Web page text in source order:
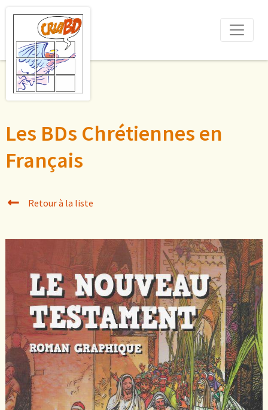
Les BDs Chrétiennes en
Français
Retour à la liste